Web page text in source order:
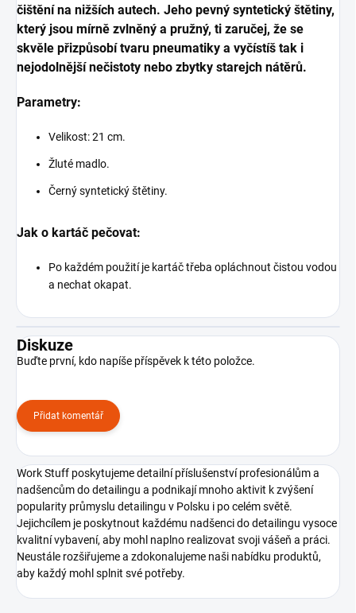
čištění na nižších autech. Jeho pevný syntetický štětiny,
který jsou mírně zvlněný a pružný, ti zaručej, že se
skvěle přizpůsobí tvaru pneumatiky a vyčístíš tak i
nejodolnější nečistoty nebo zbytky starejch nátěrů.
Parametry:
Velikost: 21 cm.
Žluté madlo.
Černý syntetický štětiny.
Jak o kartáč pečovat:
Po každém použití je kartáč třeba opláchnout čistou vodou
a nechat okapat.
Diskuze
Buďte první, kdo napíše příspěvek k této položce.
Přidat komentář
Work Stuff poskytujeme detailní příslušenství profesionálům a
nadšencům do detailingu a podnikají mnoho aktivit k zvýšení
popularity průmyslu detailingu v Polsku i po celém světě.
Jejichcílem je poskytnout každému nadšenci do detailingu vysoce
kvalitní vybavení, aby mohl naplno realizovat svoji vášeň a práci.
Neustále rozšiřujeme a zdokonalujeme naši nabídku produktů,
aby každý mohl splnit své potřeby.